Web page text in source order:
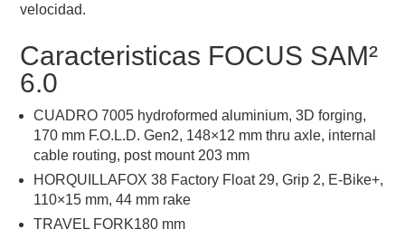
velocidad.
Caracteristicas FOCUS SAM²
6.0
CUADRO 7005 hydroformed aluminium, 3D forging,
170 mm F.O.L.D. Gen2, 148×12 mm thru axle, internal
cable routing, post mount 203 mm
HORQUILLAFOX 38 Factory Float 29, Grip 2, E-Bike+,
110×15 mm, 44 mm rake
TRAVEL FORK180 mm